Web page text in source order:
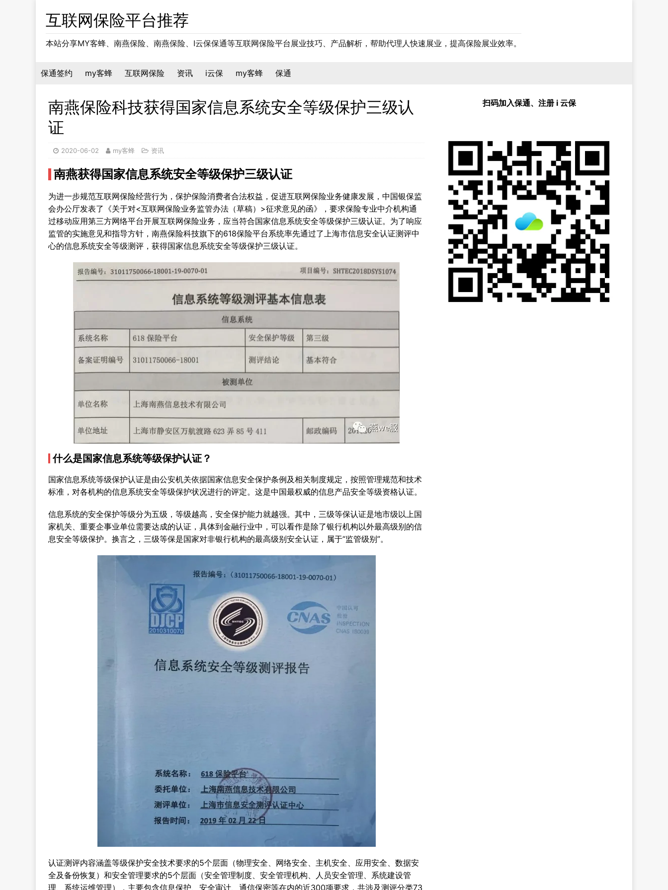
互联网保险平台推荐
本站分享MY客蜂、南燕保险、南燕保险、I云保保通等互联网保险平台展业技巧、产品解析，帮助代理人快速展业，提高保险展业效率。
保通签约 my客蜂 互联网保险 资讯 i云保 my客蜂 保通
南燕保险科技获得国家信息系统安全等级保护三级认
证
2020-06-02 my客蜂 资讯
南燕获得国家信息系统安全等级保护三级认证
为进一步规范互联网保险经营行为，保护保险消费者合法权益，促进互联网保险业务健康发展，中国银保监
会办公厅发表了《关于对<互联网保险业务监管办法（草稿）>征求意见的函》，要求保险专业中介机构通
过移动应用第三方网络平台开展互联网保险业务，应当符合国家信息系统安全等级保护三级认证。为了响应
监管的实施意见和指导方针，南燕保险科技旗下的618保险平台系统率先通过了上海市信息安全认证测评中
心的信息系统安全等级测评，获得国家信息系统安全等级保护三级认证。
什么是国家信息系统等级保护认证？
国家信息系统等级保护认证是由公安机关依据国家信息安全保护条例及相关制度规定，按照管理规范和技术
标准，对各机构的信息系统安全等级保护状况进行的评定。这是中国最权威的信息产品安全等级资格认证。
信息系统的安全保护等级分为五级，等级越高，安全保护能力就越强。其中，三级等保认证是地市级以上国
家机关、重要企事业单位需要达成的认证，具体到金融行业中，可以看作是除了银行机构以外最高级别的信
息安全等级保护。换言之，三级等保是国家对非银行机构的最高级别安全认证，属于“监管级别”。
认证测评内容涵盖等级保护安全技术要求的5个层面（物理安全、网络安全、主机安全、应用安全、数据安
全及备份恢复）和安全管理要求的5个层面（安全管理制度、安全管理机构、人员安全管理、系统建设管
理、系统运维管理），主要包含信息保护、安全审计、通信保密等在内的近300项要求，共涉及测评分类73
扫码加入保通、注册 i 云保